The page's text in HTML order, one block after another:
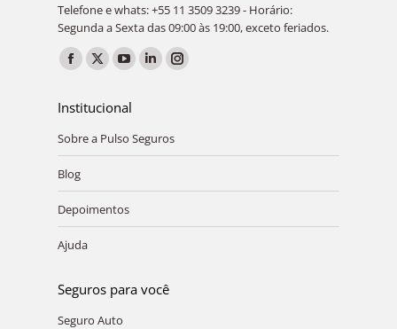
Telefone e whats: +55 11 3509 3239 - Horário:
Segunda a Sexta das 09:00 às 19:00, exceto feriados.
Encontre-nos em:
Facebook
opens
in
window
X
opens
in
YouTube
opens
in
Linkedin
in
Instagram
Institucional
Sobre a Pulso Seguros
Blog
Depoimentos
Ajuda
Seguros para você
Seguro Auto